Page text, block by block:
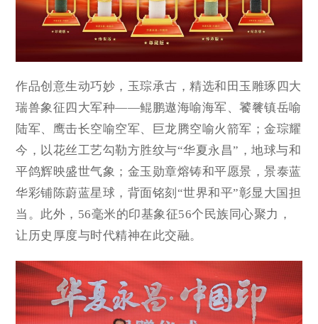
作品创意生动巧妙，玉琮承古，精选和田玉雕琢四大
瑞兽象征四大军种——鲲鹏遨海喻海军、饕餮镇岳喻
陆军、鹰击长空喻空军、巨龙腾空喻火箭军；金琮耀
今，以花丝工艺勾勒方胜纹与“华夏永昌”，地球与和
平鸽辉映盛世气象；金玉勋章熔铸和平愿景，景泰蓝
华彩铺陈蔚蓝星球，背面铭刻“世界和平”彰显大国担
当。此外，56毫米的印基象征56个民族同心聚力，
让历史厚度与时代精神在此交融。